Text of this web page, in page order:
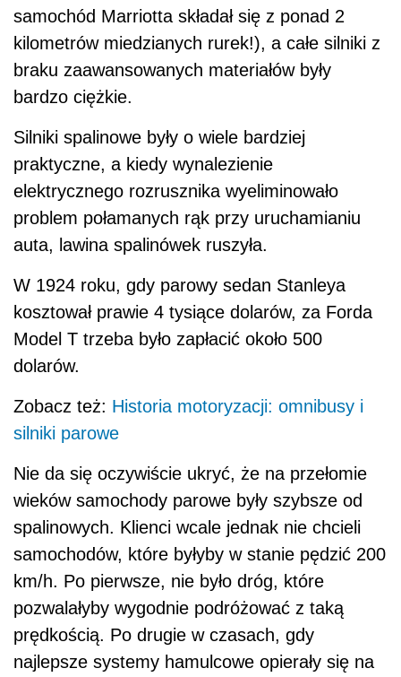
samochód Marriotta składał się z ponad 2
kilometrów miedzianych rurek!), a całe silniki z
braku zaawansowanych materiałów były
bardzo ciężkie.
Silniki spalinowe były o wiele bardziej
praktyczne, a kiedy wynalezienie
elektrycznego rozrusznika wyeliminowało
problem połamanych rąk przy uruchamianiu
auta, lawina spalinówek ruszyła.
W 1924 roku, gdy parowy sedan Stanleya
kosztował prawie 4 tysiące dolarów, za Forda
Model T trzeba było zapłacić około 500
dolarów.
Zobacz też: Historia motoryzacji: omnibusy i
silniki parowe
Nie da się oczywiście ukryć, że na przełomie
wieków samochody parowe były szybsze od
spalinowych. Klienci wcale jednak nie chcieli
samochodów, które byłyby w stanie pędzić 200
km/h. Po pierwsze, nie było dróg, które
pozwalałyby wygodnie podróżować z taką
prędkością. Po drugie w czasach, gdy
najlepsze systemy hamulcowe opierały się na